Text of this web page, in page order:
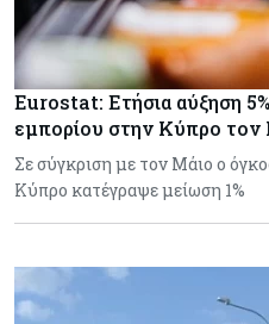
Eurostat: Ετήσια αύξηση
εμπορίου στην Κύπρο τον
Σε σύγκριση με τον Μάιο ο
Κύπρο κατέγραψε μείωση 1%